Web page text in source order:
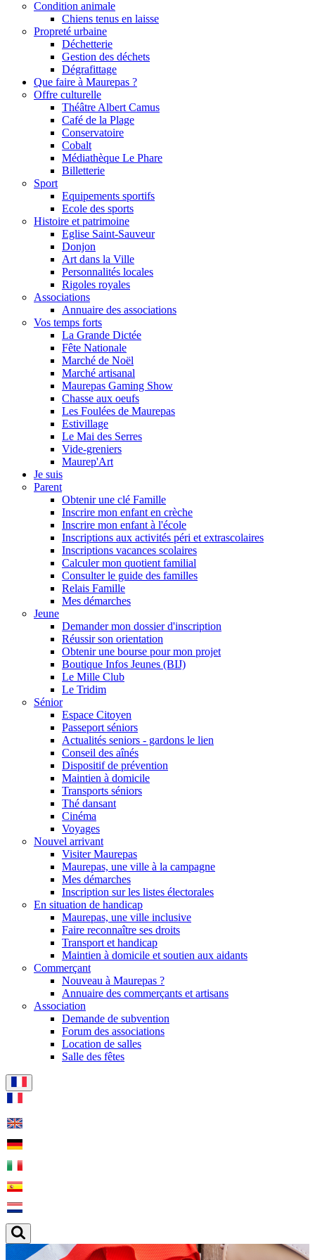
Condition animale
Chiens tenus en laisse
Propreté urbaine
Déchetterie
Gestion des déchets
Dégrafittage
Que faire à Maurepas ?
Offre culturelle
Théâtre Albert Camus
Café de la Plage
Conservatoire
Cobalt
Médiathèque Le Phare
Billetterie
Sport
Equipements sportifs
Ecole des sports
Histoire et patrimoine
Eglise Saint-Sauveur
Donjon
Art dans la Ville
Personnalités locales
Rigoles royales
Associations
Annuaire des associations
Vos temps forts
La Grande Dictée
Fête Nationale
Marché de Noël
Marché artisanal
Maurepas Gaming Show
Chasse aux oeufs
Les Foulées de Maurepas
Estivillage
Le Mai des Serres
Vide-greniers
Maurep'Art
Je suis
Parent
Obtenir une clé Famille
Inscrire mon enfant en crèche
Inscrire mon enfant à l'école
Inscriptions aux activités péri et extrascolaires
Inscriptions vacances scolaires
Calculer mon quotient familial
Consulter le guide des familles
Relais Famille
Mes démarches
Jeune
Demander mon dossier d'inscription
Réussir son orientation
Obtenir une bourse pour mon projet
Boutique Infos Jeunes (BIJ)
Le Mille Club
Le Tridim
Sénior
Espace Citoyen
Passeport séniors
Actualités seniors - gardons le lien
Conseil des aînés
Dispositif de prévention
Maintien à domicile
Transports séniors
Thé dansant
Cinéma
Voyages
Nouvel arrivant
Visiter Maurepas
Maurepas, une ville à la campagne
Mes démarches
Inscription sur les listes électorales
En situation de handicap
Maurepas, une ville inclusive
Faire reconnaître ses droits
Transport et handicap
Maintien à domicile et soutien aux aidants
Commerçant
Nouveau à Maurepas ?
Annuaire des commerçants et artisans
Association
Demande de subvention
Forum des associations
Location de salles
Salle des fêtes